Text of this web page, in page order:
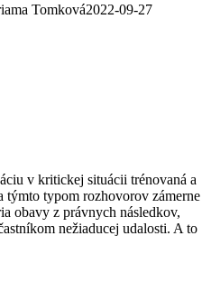
Tomková2022-09-27
v kritickej situácii trénovaná a
týmto typom rozhovorov zámerne
obavy z právnych následkov,
nežiaducej udalosti. A to